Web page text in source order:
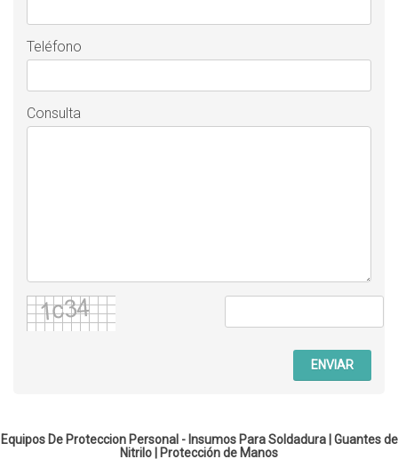
Teléfono
Consulta
ENVIAR
Equipos De Proteccion Personal - Insumos Para Soldadura | Guantes de
Nitrilo
Protección de Manos